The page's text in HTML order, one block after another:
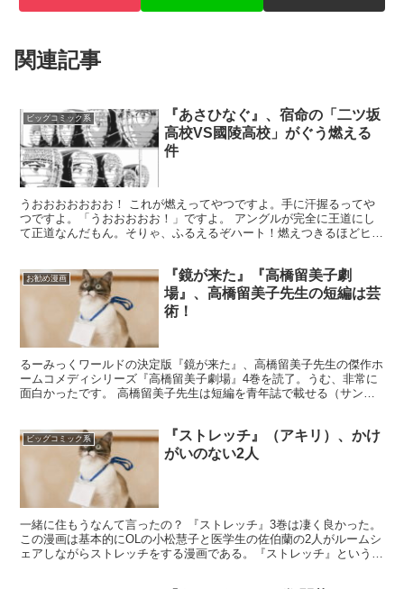
関連記事
ビッグコミック系
『あさひなぐ』、宿命の「二ツ坂
高校VS國陵高校」がぐう燃える
件
うおおおおおおお！ これが燃えってやつですよ。手に汗握るってや
つですよ。「うおおおおお！」ですよ。 アングルが完全に王道にし
て正道なんだもん。そりゃ、ふるえるぞハート！燃えつきるほどヒー
お勧め漫画
『鏡が来た』『高橋留美子劇
場』、高橋留美子先生の短編は芸
術！
るーみっくワールドの決定版『鏡が来た』、高橋留美子先生の傑作ホ
ームコメディシリーズ『高橋留美子劇場』4巻を読了。うむ、非常に
面白かったです。 高橋留美子先生は短編を青年誌で載せる（サンデ
ビッグコミック系
『ストレッチ』（アキリ）、かけ
がいのない2人
一緒に住もうなんて言ったの？ 『ストレッチ』3巻は凄く良かった。
この漫画は基本的にOLの小松慧子と医学生の佐伯蘭の2人がルームシ
ェアしながらストレッチをする漫画である。『ストレッチ』というタ